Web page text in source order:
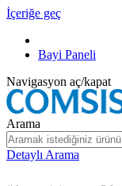
İçeriğe geç
Bayi Paneli
Navigasyon aç/kapat
Arama
Detaylı Arama